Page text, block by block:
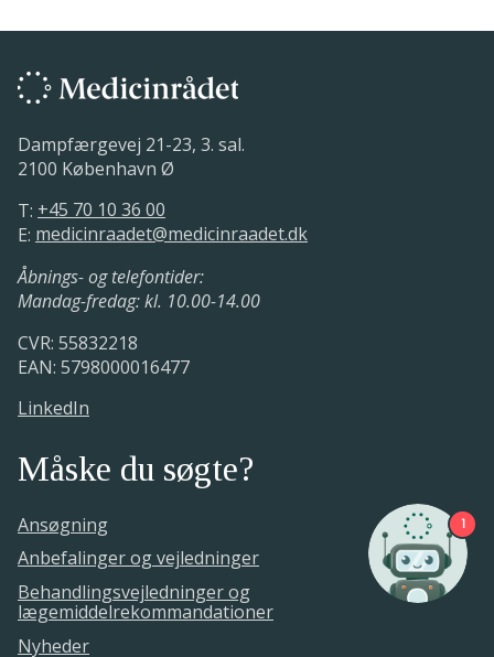
Dampfærgevej 21-23, 3. sal.
2100 København Ø
T: +45 70 10 36 00
E: medicinraadet@medicinraadet.dk
Åbnings- og telefontider:
Mandag-fredag: kl. 10.00-14.00
CVR: 55832218
EAN: 5798000016477
LinkedIn
Måske du søgte?
Ansøgning
Anbefalinger og vejledninger
Behandlingsvejledninger og
lægemiddelrekommandationer
Nyheder
1